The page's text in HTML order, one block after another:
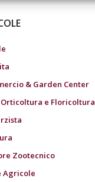
& Garden Center
Orticoltura e Floricoltura
Zootecnico
Agricole